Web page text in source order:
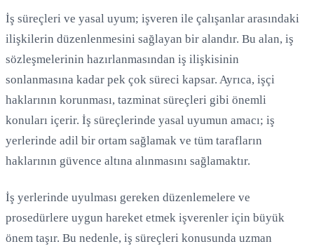
İş süreçleri ve yasal uyum; işveren ile çalışanlar arasındaki
ilişkilerin düzenlenmesini sağlayan bir alandır. Bu alan, iş
sözleşmelerinin hazırlanmasından iş ilişkisinin
sonlanmasına kadar pek çok süreci kapsar. Ayrıca, işçi
haklarının korunması, tazminat süreçleri gibi önemli
konuları içerir. İş süreçlerinde yasal uyumun amacı; iş
yerlerinde adil bir ortam sağlamak ve tüm tarafların
haklarının güvence altına alınmasını sağlamaktır.
İş yerlerinde uyulması gereken düzenlemelere ve
prosedürlere uygun hareket etmek işverenler için büyük
önem taşır. Bu nedenle, iş süreçleri konusunda uzman